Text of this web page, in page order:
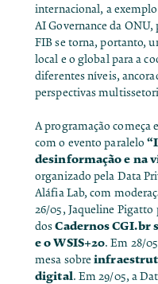
internacional, a
AI Governance da
FIB se torna, portanto,
local e o global para a
diferentes níveis,
perspectivas
A programação começa
com o evento paralelo
desinformação e na
organizado pela Data
Aláfia Lab, com
26/05, Jaqueline
dos Cadernos CGI.br
e o WSIS+20. Em 28/
mesa sobre
digital. Em 29/05, a